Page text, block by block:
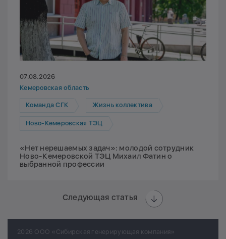
07.08.2026
Кемеровская область
Команда СГК Жизнь коллектива
Ново-Кемеровская ТЭЦ
«Нет нерешаемых задач»: молодой сотрудник
Ново-Кемеровской ТЭЦ Михаил Фатин о
выбранной профессии
Следующая статья
2026 ООО «Сибирская генерирующая компания»